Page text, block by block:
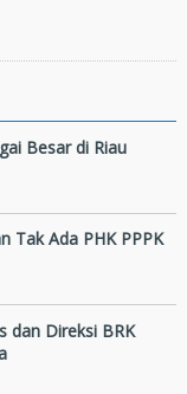
Kaki
Besar di Riau
Tak Ada PHK PPPK
dan Direksi BRK